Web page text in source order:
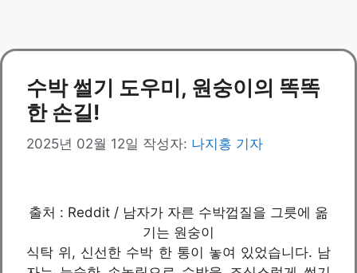
수박 썰기 도우미, 원숭이의 똑똑
한 손길!
2025년 02월 12일 작성자: 나지홍 기자
출처 : Reddit / 남자가 자른 수박껍질을 그릇에 옮
기는 원숭이
식탁 위, 신선한 수박 한 통이 놓여 있었습니다. 남